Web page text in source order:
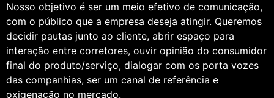
Nosso objetivo é ser um meio efetivo de comunicação,
com o público que a empresa deseja atingir. Queremos
decidir pautas junto ao cliente, abrir espaço para
interação entre corretores, ouvir opinião do consumidor
final do produto/serviço, dialogar com os porta vozes
das companhias, ser um canal de referência e
oxigenação no mercado.